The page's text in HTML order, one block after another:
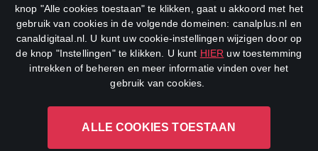
knop "Alle cookies toestaan" te klikken, gaat u akkoord met het
gebruik van cookies in de volgende domeinen: canalplus.nl en
canaldigitaal.nl. U kunt uw cookie-instellingen wijzigen door op
de knop "Instellingen" te klikken. U kunt HIER uw toestemming
intrekken of beheren en meer informatie vinden over het
gebruik van cookies.
ALLE COOKIES TOESTAAN
DreamWorks Channel
CANAL+ Luxembourg S. à r.l., Rue Albert Borschette 4, L-1246